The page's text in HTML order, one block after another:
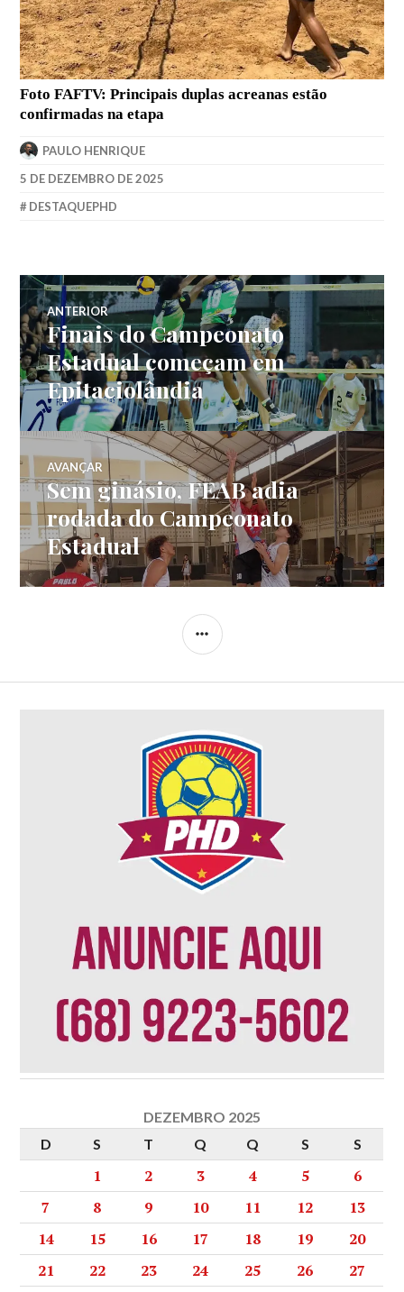
Foto FAFTV: Principais duplas acreanas estão
confirmadas na etapa
PAULO HENRIQUE
5 DE DEZEMBRO DE 2025
DESTAQUEPHD
ANTERIOR
Finais do Campeonato
Estadual começam em
Epitaciolândia
AVANÇAR
Sem ginásio, FEAB adia
rodada do Campeonato
Estadual
DEZEMBRO 2025
D
S T Q Q S S
1 2 3 4 5
6
7
8 9 10 11 12
13
14
15 16 17 18 19
20
21
22 23 24 25 26
27